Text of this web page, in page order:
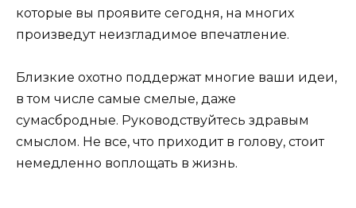
которые вы проявите сегодня, на многих
произведут неизгладимое впечатление.
Близкие охотно поддержат многие ваши идеи,
в том числе самые смелые, даже
сумасбродные. Руководствуйтесь здравым
смыслом. Не все, что приходит в голову, стоит
немедленно воплощать в жизнь.